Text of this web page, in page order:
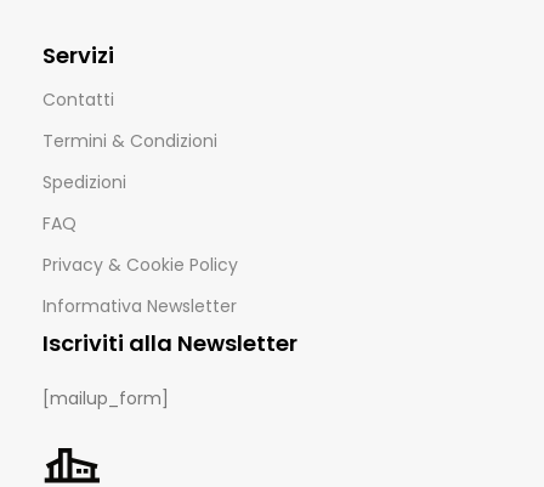
Servizi
Contatti
Termini & Condizioni
Spedizioni
FAQ
Privacy & Cookie Policy
Informativa Newsletter
Iscriviti alla Newsletter
[mailup_form]